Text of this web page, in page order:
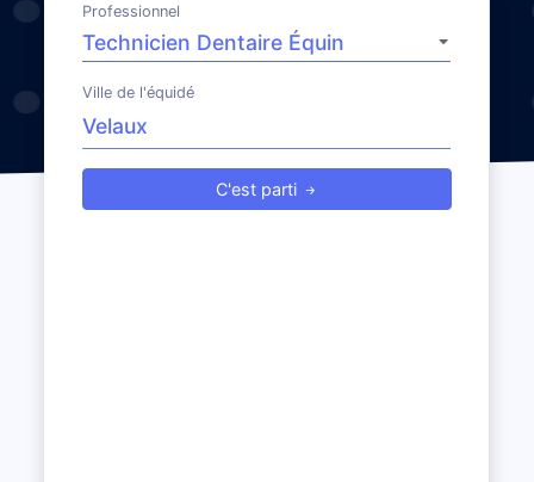
Professionnel
Ville de l'équidé
C'est parti